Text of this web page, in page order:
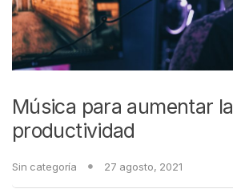
Música para aumentar la
productividad
Sin categoría 27 agosto, 2021